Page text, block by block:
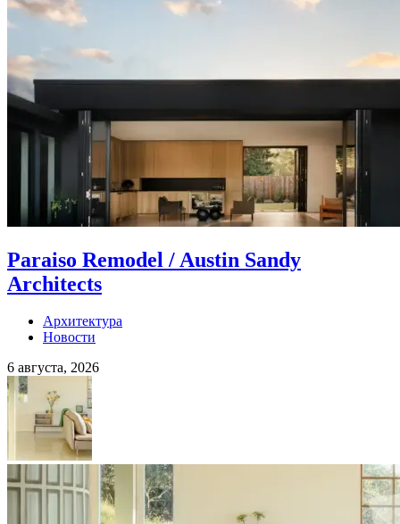
Paraiso Remodel / Austin Sandy
Architects
Архитектура
Новости
6 августа, 2026